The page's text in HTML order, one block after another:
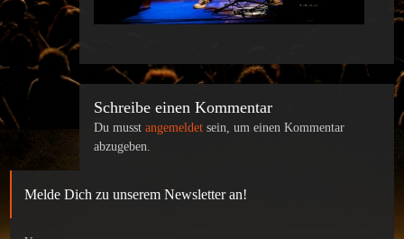
Schreibe einen Kommentar
Du musst angemeldet sein, um einen Kommentar
abzugeben.
Melde Dich zu unserem Newsletter an!